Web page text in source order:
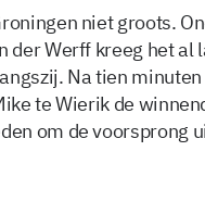
niet groots.
der Werff kreeg het
Na tien
te Wierik de
om de voorsprong